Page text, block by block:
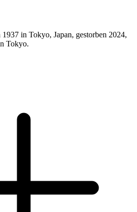
in Tokyo, Japan, gestorben 2024,
Tokyo.